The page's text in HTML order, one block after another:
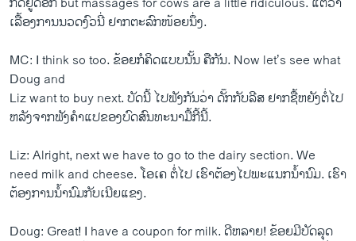
ເລື້ອງ​ການ​ນວດ​ງົວ​ນີ່ ຢາກ​ຕະລົກ​ໜ້ອຍ​ນຶ່ງ.
MC: I think so too. ຂ້ອຍ​ກໍ​ຄິດ​ແບບນັ້ນ ຄື​ກັນ. Now let’s see what
Doug and
Liz want to buy next. ບັດ​ນີ້ ​ໄປ​ຟັງ​ກັນ​ວ່າ ດັ໊ກກັບ​ລີ​ສ ຢາກ​ຊື້​ຫຍັງ​ຕໍ່​ໄປ
ຫລັງ​ຈາກ​ຟັງ​ຄຳ​ແປ​ຂອງ​ບົດ​ສົນທະນາ​ມື້​ກີ້​ນີ້.
Liz: Alright, next we have to go to the dairy section. We
need milk and cheese. ​ໂອ​ເຄ ຕໍ່​ໄປ ​ເຮົາ​ຕ້ອງ​ໄປ​ພະ​ແນ​ກນ້ຳນົມ. ​ເຮົາ​
ຕ້ອງການ​ນ້ຳນົມ​ກັບ​ເນີຍ​ແຂງ​.
Doug: Great! I have a coupon for milk. ດີ​ຫລາຍ! ຂ້ອຍ​ມີ​ບັດ​ລຸດ